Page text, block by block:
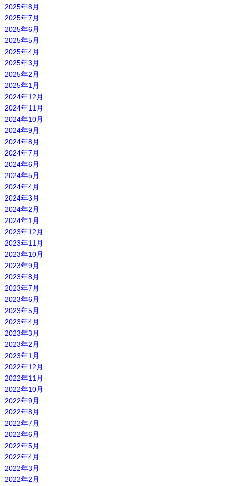
2025年8月
2025年7月
2025年6月
2025年5月
2025年4月
2025年3月
2025年2月
2025年1月
2024年12月
2024年11月
2024年10月
2024年9月
2024年8月
2024年7月
2024年6月
2024年5月
2024年4月
2024年3月
2024年2月
2024年1月
2023年12月
2023年11月
2023年10月
2023年9月
2023年8月
2023年7月
2023年6月
2023年5月
2023年4月
2023年3月
2023年2月
2023年1月
2022年12月
2022年11月
2022年10月
2022年9月
2022年8月
2022年7月
2022年6月
2022年5月
2022年4月
2022年3月
2022年2月